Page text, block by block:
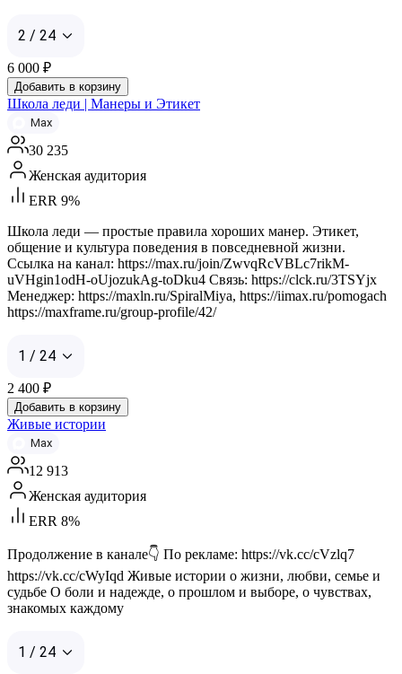
2 / 24
6 000 ₽
Добавить в корзину
Школа леди | Манеры и Этикет
Max
30 235
Женская аудитория
ERR 9%
Школа леди — простые правила хороших манер. Этикет,
общение и культура поведения в повседневной жизни.
Ссылка на канал: https://max.ru/join/ZwvqRcVBLc7rikM-
uVHgin1odH-oUjozukAg-toDku4 Связь: https://clck.ru/3TSYjx
Менеджер: https://maxln.ru/SpiralMiya, https://iimax.ru/pomogach
https://maxframe.ru/group-profile/42/
1 / 24
2 400 ₽
Добавить в корзину
Живые истории
Max
12 913
Женская аудитория
ERR 8%
Продолжение в канале👇 По рекламе: https://vk.cc/cVzlq7
https://vk.cc/cWyIqd Живые истории о жизни, любви, семье и
судьбе О боли и надежде, о прошлом и выборе, о чувствах,
знакомых каждому
1 / 24